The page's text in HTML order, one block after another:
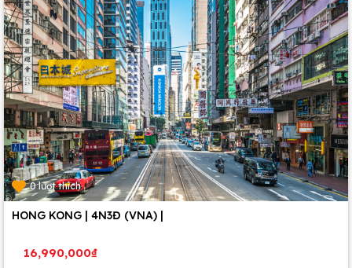
0 lượt thích
HONG KONG | 4N3Đ (VNA) |
16,990,000₫